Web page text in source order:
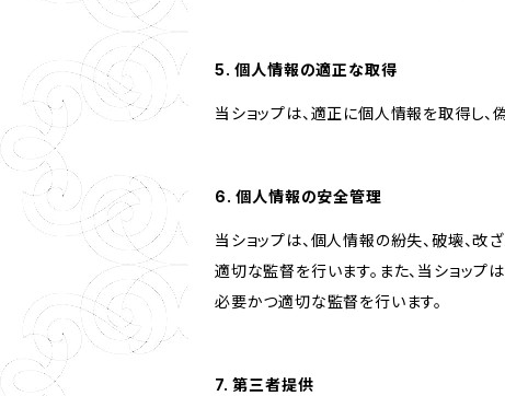
5. 個人情報の適正な取得
当ショップは、適正に個人情報を取得し、
6. 個人情報の安全管理
当ショップは、個人情報の紛失、破壊、
適切な監督を行います。また、当ショッ
必要かつ適切な監督を行います。
7. 第三者提供